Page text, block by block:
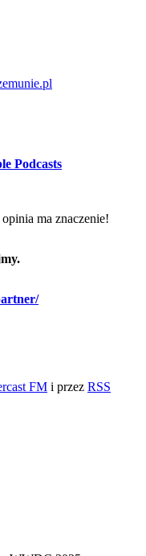
Podcasts
ma znaczenie!
FM i przez RSS